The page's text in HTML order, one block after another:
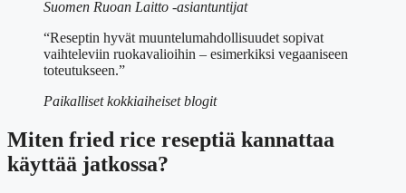
Suomen Ruoan Laitto -asiantuntijat
“Reseptin hyvät muuntelumahdollisuudet sopivat
vaihteleviin ruokavalioihin – esimerkiksi vegaaniseen
toteutukseen.”
Paikalliset kokkiaiheiset blogit
Miten fried rice reseptiä kannattaa
käyttää jatkossa?